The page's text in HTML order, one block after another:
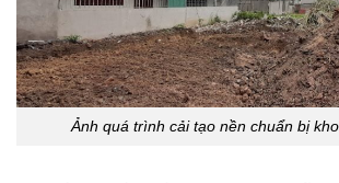
Ảnh quá trình cải tạo nền chuẩn bị